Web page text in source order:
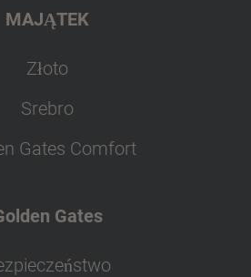
MAJĄTEK
Złoto
Srebro
Gates Comfort
Gates